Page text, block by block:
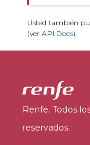
Usted también
(ver API Docs).
Renfe. Todos
reservados.